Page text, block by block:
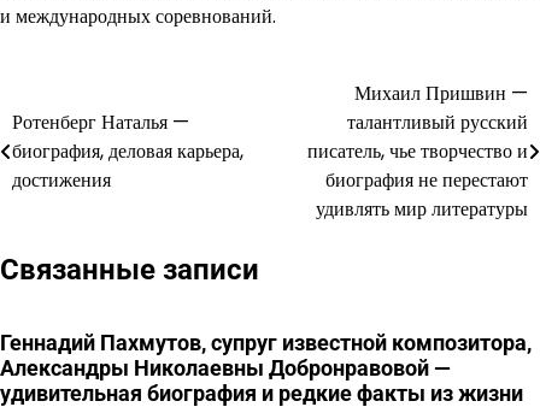
и международных соревнований.
по
записям
Ротенберг Наталья —
биография, деловая карьера,
достижения
Михаил Пришвин —
талантливый русский
писатель, чье творчество и
биография не перестают
удивлять мир литературы
Связанные записи
Геннадий Пахмутов, супруг известной композитора,
Александры Николаевны Добронравовой —
удивительная биография и редкие факты из жизни